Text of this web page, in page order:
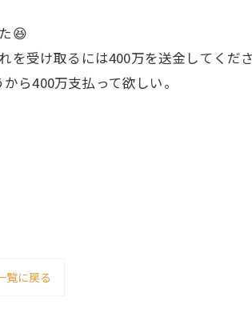
😆
受け取るには400万を送金してくだ
ら400万支払って欲しい。
覧に戻る